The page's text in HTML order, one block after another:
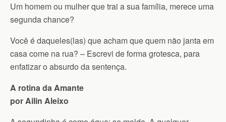
Um homem ou mulher que trai a sua família, merece uma
segunda chance?
Você é daqueles(las) que acham que quem não janta em
casa come na rua? – Escrevi de forma grotesca, para
enfatizar o absurdo da sentença.
A rotina da Amante
por Ailin Aleixo